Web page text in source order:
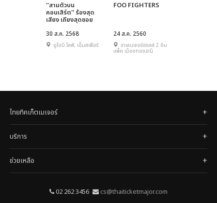
''สามตัวบน
คอนเสิร์ต'' ร้องสุด
เสียง เถียงสุดซอย
30 ส.ค. 2568
ยูโอบี ไลฟ์, เอ็มสเฟียร์
FOO FIGHTERS
24 ส.ค. 2560
ชาเลนเจอร์ฮอลล์ 2 อิม
แพ็ค เมืองทองธานี
ไทยทิคเก็ตเมเจอร์
บริการ
ช่วยเหลือ
02 262 3456 cs@thaiticketmajor.com